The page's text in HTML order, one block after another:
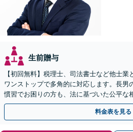
生前贈与
【初回無料】税理士、司法書士など他士
ワンストップで多角的に対応します。長男
慣習でお困りの方も、法に基づいた公平な
作成もご相談ください【駐車場完備】【離
料金表を見る